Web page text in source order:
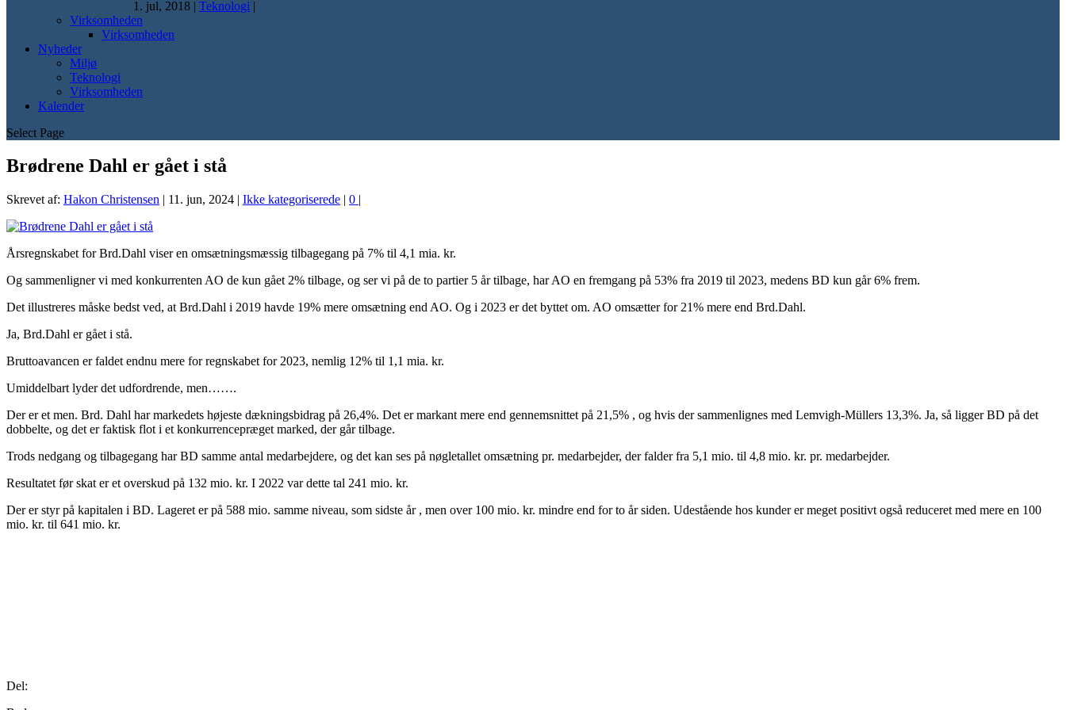
1. jul, 2018 | Teknologi |
Virksomheden
Virksomheden
Nyheder
Miljø
Teknologi
Virksomheden
Kalender
Select Page
Brødrene Dahl er gået i stå
Skrevet af: Hakon Christensen | 11. jun, 2024 | Ikke kategoriserede | 0 |
Årsregnskabet for Brd.Dahl viser en omsætningsmæssig tilbagegang på 7% til 4,1 mia. kr.
Og sammenligner vi med konkurrenten AO de kun gået 2% tilbage, og ser vi på de to partier 5 år tilbage, har AO en fremgang på 53% fra 2019 til 2023, medens BD kun går 6% frem.
Det illustreres måske bedst ved, at Brd.Dahl i 2019 havde 19% mere omsætning end AO. Og i 2023 er det byttet om. AO omsætter for 21% mere end Brd.Dahl.
Ja, Brd.Dahl er gået i stå.
Bruttoavancen er faldet endnu mere for regnskabet for 2023, nemlig 12% til 1,1 mia. kr.
Umiddelbart lyder det udfordrende, men…….
Der er et men. Brd. Dahl har markedets højeste dækningsbidrag på 26,4%. Det er markant mere end gennemsnittet på 21,5% , og hvis der sammenlignes med Lemvigh-Müllers 13,3%. Ja, så ligger BD på det
dobbelte, og det er faktisk flot i et konkurrencepræget marked, der går tilbage.
Trods nedgang og tilbagegang har BD samme antal medarbejdere, og det kan ses på nøgletallet omsætning pr. medarbejder, der falder fra 5,1 mio. til 4,8 mio. kr. pr. medarbejder.
Resultatet før skat er et overskud på 132 mio. kr. I 2022 var dette tal 241 mio. kr.
Der er styr på kapitalen i BD. Lageret er på 588 mio. samme niveau, som sidste år , men over 100 mio. kr. mindre end for to år siden. Udestående hos kunder er meget positivt også reduceret med mere en 100
mio. kr. til 641 mio. kr.
Del: